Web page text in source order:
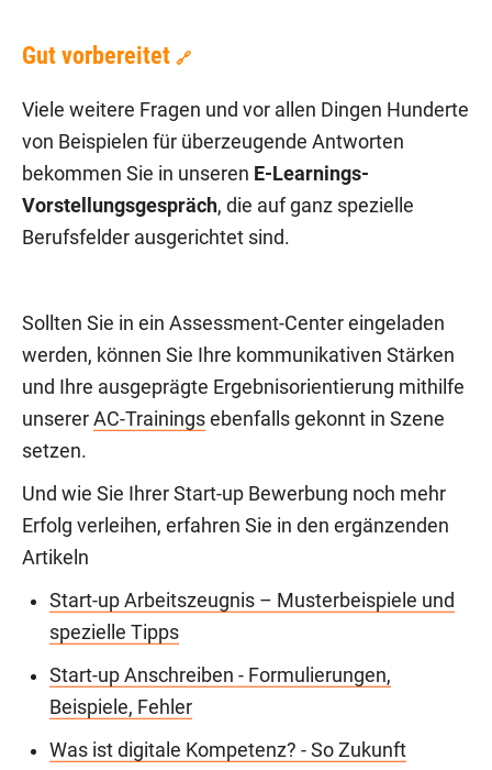
Gut vorbereitet 🔗
Viele weitere Fragen und vor allen Dingen Hunderte
von Beispielen für überzeugende Antworten
bekommen Sie in unseren E-Learnings-
Vorstellungsgespräch, die auf ganz spezielle
Berufsfelder ausgerichtet sind.
Sollten Sie in ein Assessment-Center eingeladen
werden, können Sie Ihre kommunikativen Stärken
und Ihre ausgeprägte Ergebnisorientierung mithilfe
unserer AC-Trainings ebenfalls gekonnt in Szene
setzen.
Und wie Sie Ihrer Start-up Bewerbung noch mehr
Erfolg verleihen, erfahren Sie in den ergänzenden
Artikeln
Start-up Arbeitszeugnis – Musterbeispiele und
spezielle Tipps
Start-up Anschreiben - Formulierungen,
Beispiele, Fehler
Was ist digitale Kompetenz? - So Zukunft